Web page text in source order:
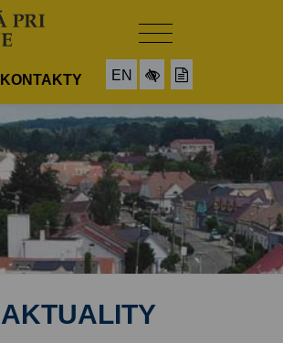
KONTAKTY EN
AKTUALITY